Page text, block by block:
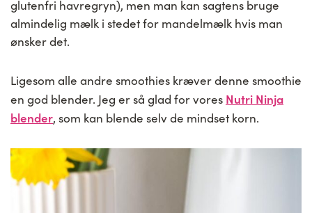
glutenfri havregryn), men man kan sagtens bruge
almindelig mælk i stedet for mandelmælk hvis man
ønsker det.
Ligesom alle andre smoothies kræver denne smoothie
en god blender. Jeg er så glad for vores Nutri Ninja
blender, som kan blende selv de mindset korn.